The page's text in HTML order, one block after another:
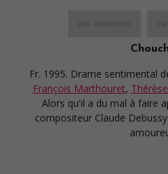
Fr. 1995. Drame sentimental
François Marthouret,
Alors qu'il a du mal à faire
compositeur Claude